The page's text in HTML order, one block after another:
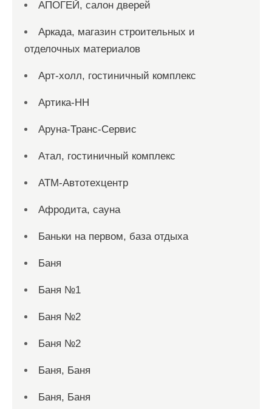
АПОГЕЙ, салон дверей
Аркада, магазин строительных и
отделочных материалов
Арт-холл, гостиничный комплекс
Артика-НН
Аруна-Транс-Сервис
Атал, гостиничный комплекс
АТМ-Автотехцентр
Афродита, сауна
Баньки на первом, база отдыха
Баня
Баня №1
Баня №2
Баня №2
Баня, Баня
Баня, Баня